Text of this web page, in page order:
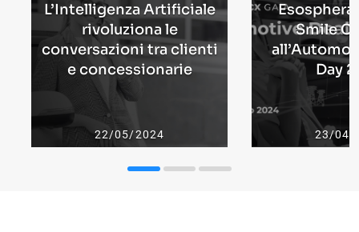
L’Intelligenza Artificiale
rivoluziona le
conversazioni tra clienti
e concessionarie
22/05/2024
Smile
Day
23/04/